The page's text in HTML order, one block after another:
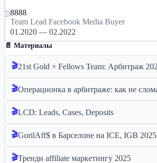
8888
Team Lead Facebook Media Buyer
01.2020 — 02.2022
📄 Материалы
🎬
🎬
🎬LCD: Leads, Cases, Deposits
🎬GorilAff$ в Барселоне на ICE, IGB 2025
🎬Тренди affiliate маркетингу 2025